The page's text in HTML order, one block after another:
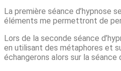
La première séance d’hypnose
éléments me permettront de
Lors de la seconde séance
en utilisant des métaphores et
échangerons alors sur la séance